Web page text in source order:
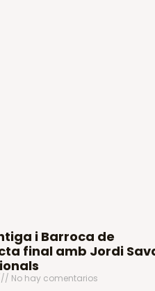
i Barroca de
final amb Jordi
No hay comentarios